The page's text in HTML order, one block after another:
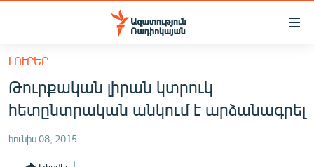
Մատչելիության
հիմնական
բովանդակությանը
Անցնել
հիմնական
մենյուին
ՀԱՅԱՍՏԱՆ
ՔԱՂԱՔԱԿԱՆ
ԸՆՏՐՈՒԹՅՈՒՆՆԵՐ 2026
ԼՈՒՐԵՐ
Թուրքական լիրան կտրուկ
հետընտրական անկում է արձանագրել
հունիս 08, 2015